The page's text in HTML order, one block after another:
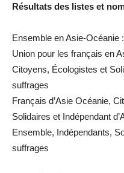
Résultats des listes et
Ensemble en Asie-Océanie
Union pour les français en
Citoyens, Écologistes et
suffrages
Français d’Asie Océanie,
Solidaires et Indépendant
Ensemble, Indépendants,
suffrages